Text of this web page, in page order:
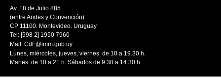
Av. 18 de Julio 885
(entre Andes y Convención)
CP 11100. Montevideo. Uruguay
Tel: [598 2] 1950 7960
Mail: CdF@imm.gub.uy
Lunes, miércoles, jueves, viernes: de 10 a 19.30 h.
Martes: de 10 a 21 h. Sábados de 9.30 a 14.30 h.